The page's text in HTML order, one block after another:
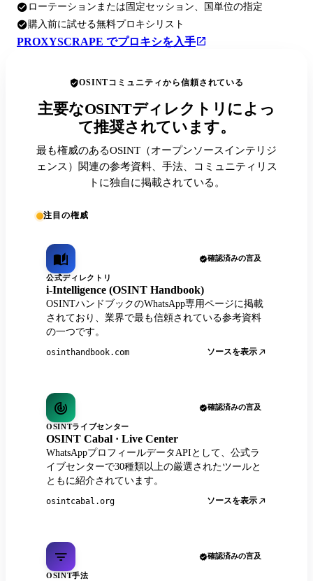
ローテーションまたは固定セッション、国単位の指定
購入前に試せる無料プロキシリスト
PROXYSCRAPE でプロキシを入手
OSINTコミュニティから信頼されている
主要なOSINTディレクトリによっ
て推奨されています。
最も権威のあるOSINT（オープンソースインテリジ
ェンス）関連の参考資料、手法、コミュニティリス
トに独自に掲載されている。
注目の権威
確認済みの言及
公式ディレクトリ
i-Intelligence (OSINT Handbook)
OSINTハンドブックのWhatsApp専用ページに掲載
されており、業界で最も信頼されている参考資料
の一つです。
osinthandbook.com ソースを表示
確認済みの言及
OSINTライブセンター
OSINT Cabal · Live Center
WhatsAppプロフィールデータAPIとして、公式ラ
イブセンターで30種類以上の厳選されたツールと
ともに紹介されています。
osintcabal.org ソースを表示
確認済みの言及
OSINT手法